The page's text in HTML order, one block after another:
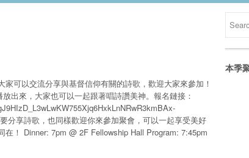
可以交流分享與基督信仰有關的詩歌，歡迎大家來參加！
出來，大家也可以一起跟著唱詩讚美神。報名鏈接：
分享詩歌，也同樣歡迎你來參加聚會，可以一起享受美好
！ Dinner: 7pm @ 2F Fellowship Hall Program: 7:45pm
本季